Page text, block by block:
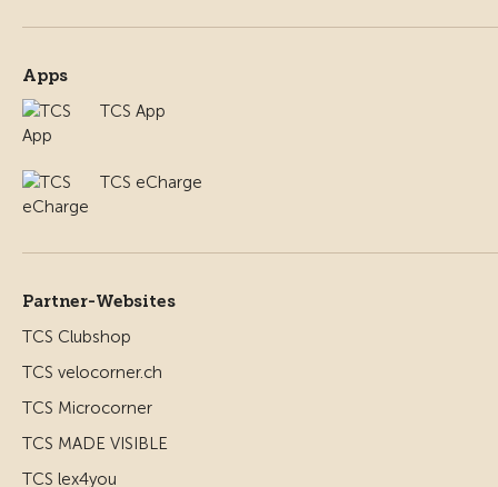
Apps
TCS App
TCS eCharge
Partner-Websites
TCS Clubshop
TCS velocorner.ch
TCS Microcorner
TCS MADE VISIBLE
TCS lex4you